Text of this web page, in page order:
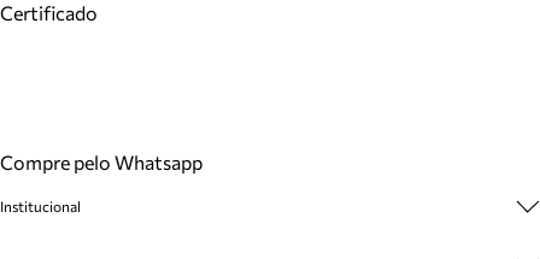
Certificado
Compre pelo Whatsapp
Institucional